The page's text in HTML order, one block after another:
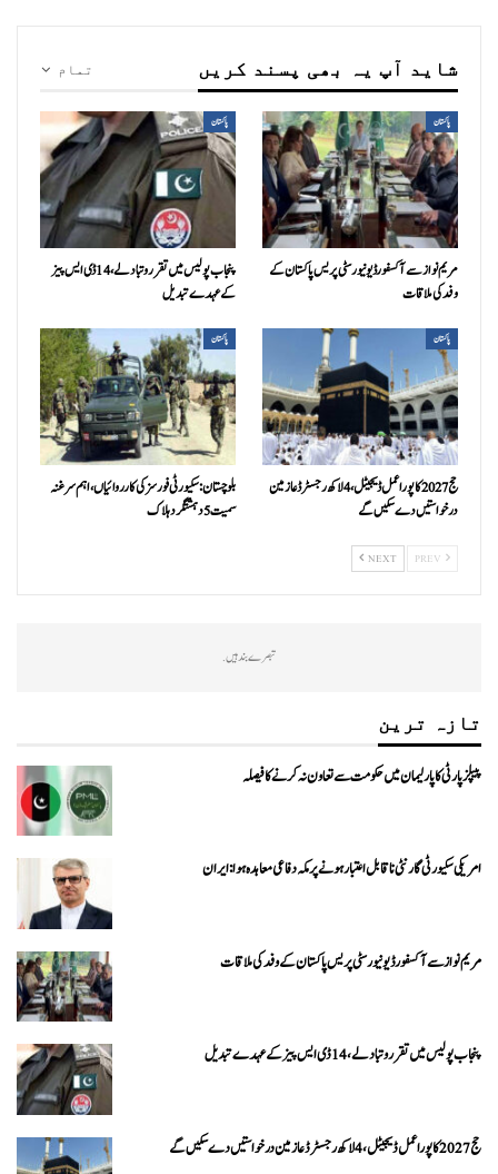
تمام شاید آپ یہ بھی پسند کریں
پاکستان
مریم نواز سے آکسفورڈ یونیورسٹی پریس پاکستان کے
وفد کی ملاقات
پاکستان
پنجاب پولیس میں تقرر و تبادلے، 14 ڈی ایس پیز
کے عہدے تبدیل
پاکستان
حج 2027 کا پورا عمل ڈیجیٹل، 4 لاکھ رجسٹرڈ عازمین
درخواستیں دے سکیں گے
پاکستان
بلوچستان: سکیورٹی فورسز کی کارروائیاں، اہم سرغنہ
سمیت 5 دہشتگرد ہلاک
NEXT
تبصرے بند ہیں.
تازہ ترین
پیپلزپارٹی کا پارلیمان میں حکومت سے تعاون نہ کرنے کا فیصلہ
امریکی سکیورٹی گارنٹی ناقابل اعتبار ہونے پر مکہ دفاعی معاہدہ ہوا: ایران
مریم نواز سے آکسفورڈ یونیورسٹی پریس پاکستان کے وفد کی ملاقات
پنجاب پولیس میں تقرر و تبادلے، 14 ڈی ایس پیز کے عہدے تبدیل
حج 2027 کا پورا عمل ڈیجیٹل، 4 لاکھ رجسٹرڈ عازمین درخواستیں دے سکیں گے